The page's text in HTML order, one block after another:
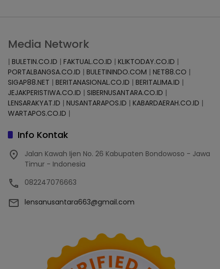
Media Network
| BULETIN.CO.ID | FAKTUAL.CO.ID | KLIKTODAY.CO.ID |
PORTALBANGSA.CO.ID | BULETININDO.COM | NET88.CO |
SIGAP88.NET | BERITANASIONAL.CO.ID | BERITALIMA.ID |
JEJAKPERISTIWA.CO.ID | SIBERNUSANTARA.CO.ID |
LENSARAKYAT.ID | NUSANTARAPOS.ID | KABARDAERAH.CO.ID |
WARTAPOS.CO.ID |
Info Kontak
Jalan Kawah Ijen No. 26 Kabupaten Bondowoso - Jawa
Timur - Indonesia
082247076663
lensanusantara663@gmail.com